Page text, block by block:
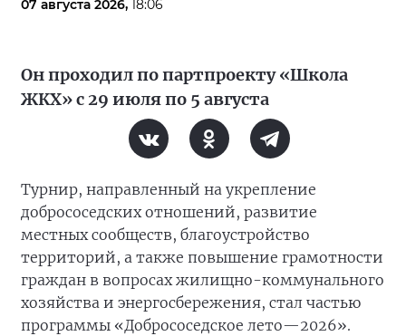
07 августа 2026, 18:06
Он проходил по партпроекту «Школа
ЖКХ» с 29 июля по 5 августа
Турнир, направленный на укрепление
добрососедских отношений, развитие
местных сообществ, благоустройство
территорий, а также повышение грамотности
граждан в вопросах жилищно-коммунального
хозяйства и энергосбережения, стал частью
программы «Добрососедское лето—2026».